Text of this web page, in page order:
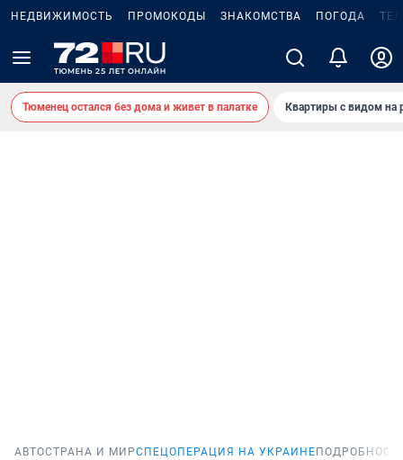
НЕДВИЖИМОСТЬ ПРОМОКОДЫ ЗНАКОМСТВА ПОГОДА
Тюменец остался без дома и живет в палатке Квартиры с видом на
АВТОСТРАНА И МИРСПЕЦОПЕРАЦИЯ НА УКРАИНЕ